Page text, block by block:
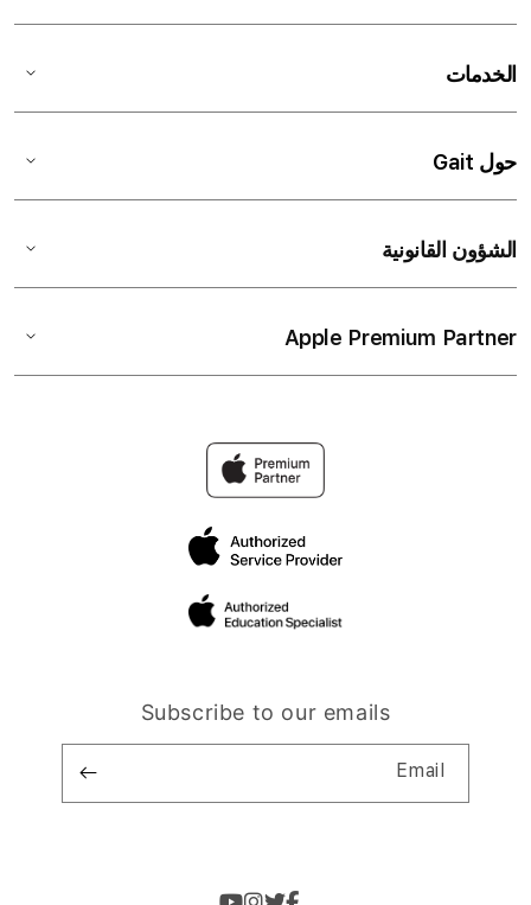
الخدمات
حول Gait
الشؤون القانونية
Apple Premium Partner
Subscribe to our emails
Email